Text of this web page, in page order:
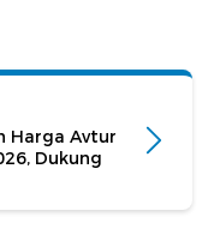
Harga Avtur
Dukung